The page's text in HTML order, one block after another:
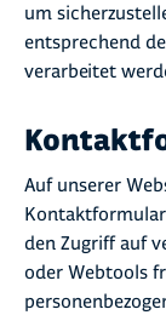
um
entsprechend
verarbeitet
Auf unserer
den Zugriff auf
oder Webtools